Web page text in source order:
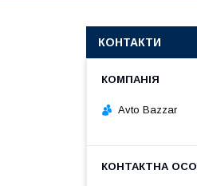
КОНТАКТИ
Avto Bazzar